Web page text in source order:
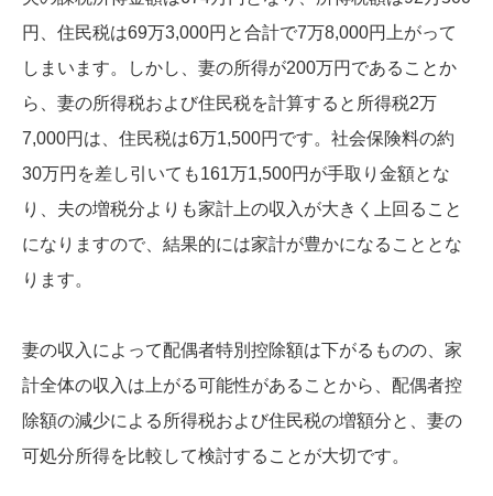
円、住民税は69万3,000円と合計で7万8,000円上がって
しまいます。しかし、妻の所得が200万円であることか
ら、妻の所得税および住民税を計算すると所得税2万
7,000円は、住民税は6万1,500円です。社会保険料の約
30万円を差し引いても161万1,500円が手取り金額とな
り、夫の増税分よりも家計上の収入が大きく上回ること
になりますので、結果的には家計が豊かになることとな
ります。
妻の収入によって配偶者特別控除額は下がるものの、家
計全体の収入は上がる可能性があることから、配偶者控
除額の減少による所得税および住民税の増額分と、妻の
可処分所得を比較して検討することが大切です。